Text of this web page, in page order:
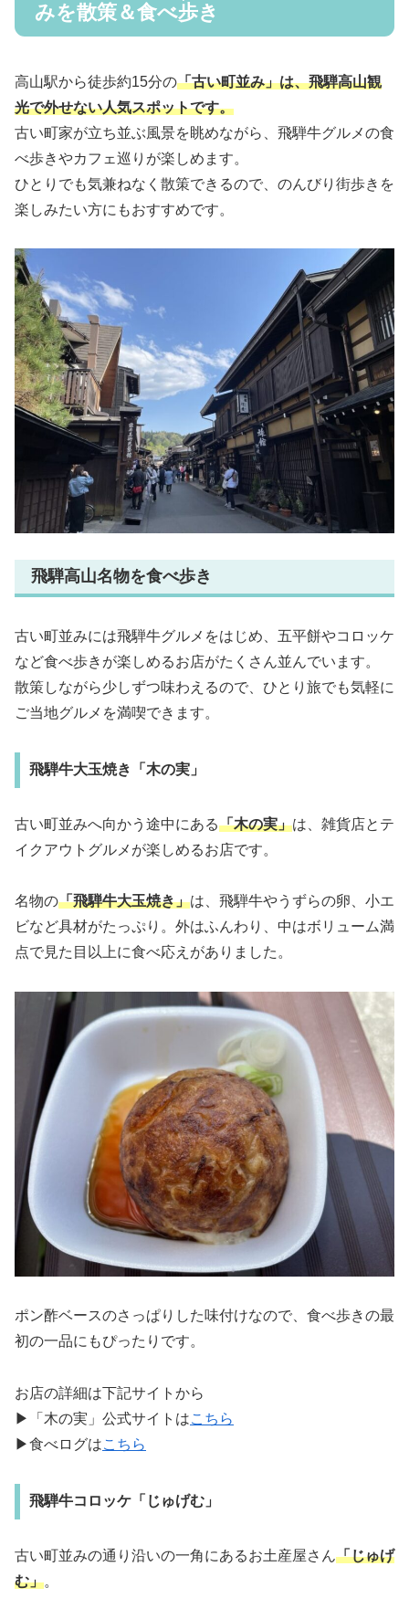
みを散策＆食べ歩き
高山駅から徒歩約15分の「古い町並み」は、飛騨高山観
光で外せない人気スポットです。
古い町家が立ち並ぶ風景を眺めながら、飛騨牛グルメの食
べ歩きやカフェ巡りが楽しめます。
ひとりでも気兼ねなく散策できるので、のんびり街歩きを
楽しみたい方にもおすすめです。
飛騨高山名物を食べ歩き
古い町並みには飛騨牛グルメをはじめ、五平餅やコロッケ
など食べ歩きが楽しめるお店がたくさん並んでいます。
散策しながら少しずつ味わえるので、ひとり旅でも気軽に
ご当地グルメを満喫できます。
飛騨牛大玉焼き「木の実」
古い町並みへ向かう途中にある「木の実」は、雑貨店とテ
イクアウトグルメが楽しめるお店です。
名物の「飛騨牛大玉焼き」は、飛騨牛やうずらの卵、小エ
ビなど具材がたっぷり。外はふんわり、中はボリューム満
点で見た目以上に食べ応えがありました。
ポン酢ベースのさっぱりした味付けなので、食べ歩きの最
初の一品にもぴったりです。
お店の詳細は下記サイトから
▶「木の実」公式サイトはこちら
▶食べログはこちら
飛騨牛コロッケ「じゅげむ」
古い町並みの通り沿いの一角にあるお土産屋さん「じゅげ
む」。